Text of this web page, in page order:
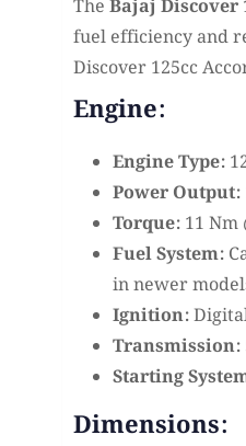
The Bajaj Discover
fuel efficiency and
Discover 125cc
Engine:
Engine Type:
Power Output:
Torque: 11 Nm
Fuel System:
in newer
Ignition:
Transmission:
Starting
Dimensions: